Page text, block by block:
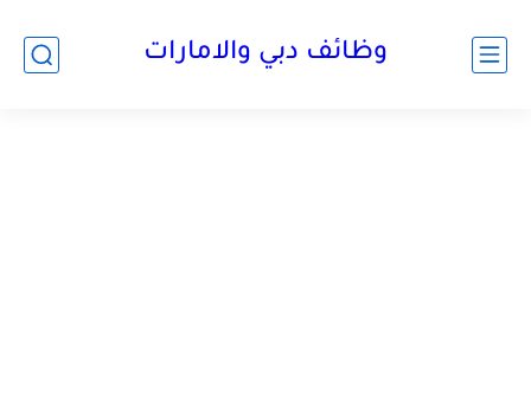
وظائف دبي والامارات